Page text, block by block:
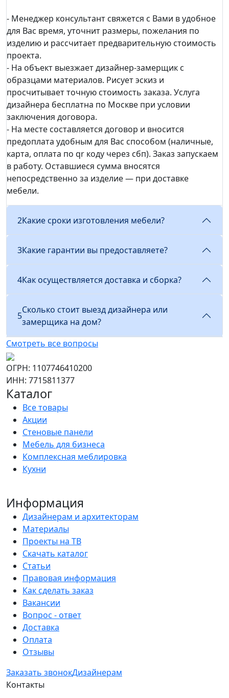
- Менеджер консультант свяжется с Вами в удобное
для Вас время, уточнит размеры, пожелания по
изделию и рассчитает предварительную стоимость
проекта.
- На объект выезжает дизайнер-замерщик с
образцами материалов. Рисует эскиз и
просчитывает точную стоимость заказа. Услуга
дизайнера бесплатна по Москве при условии
заключения договора.
- На месте составляется договор и вносится
предоплата удобным для Вас способом (наличные,
карта, оплата по qr коду через сбп). Заказ запускаем
в работу. Оставшиеся сумма вносятся
непосредственно за изделие — при доставке
мебели.
2Какие сроки изготовления мебели?
3Какие гарантии вы предоставляете?
4Как осуществляется доставка и сборка?
5
Сколько стоит выезд дизайнера или
замерщика на дом?
Смотреть все вопросы
ОГРН: 1107746410200
ИНН: 7715811377
Каталог
Все товары
Акции
Стеновые панели
Мебель для бизнеса
Комплексная меблировка
Кухни
Информация
Дизайнерам и архитекторам
Материалы
Проекты на ТВ
Скачать каталог
Статьи
Правовая информация
Как сделать заказ
Вакансии
Вопрос - ответ
Доставка
Оплата
Отзывы
Заказать звонокДизайнерам
Контакты